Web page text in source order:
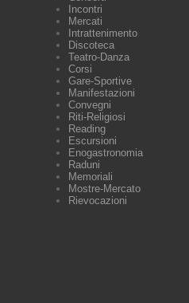
Incontri
Mercati
Intrattenimento
Discoteca
Teatro-Danza
Corsi
Gare-Sportive
Manifestazioni
Convegni
Riti-Religiosi
Reading
Escursioni
Enogastronomia
Raduni
Memoriali
Mostre-Mercato
Rievocazioni